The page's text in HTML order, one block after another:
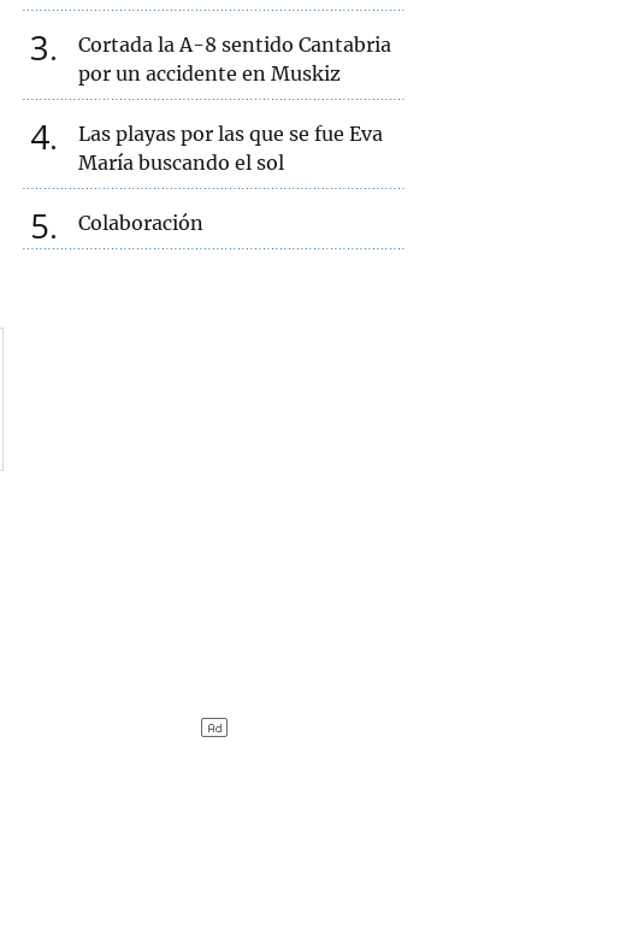
3
Cortada la A-8 sentido Cantabria
por un accidente en Muskiz
4
Las playas por las que se fue Eva
María buscando el sol
5 Colaboración